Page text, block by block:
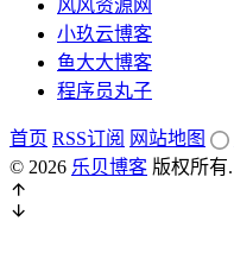
风风资源网
小玖云博客
鱼大大博客
程序员丸子
首页 RSS订阅 网站地图
© 2026 乐贝博客 版权所有.